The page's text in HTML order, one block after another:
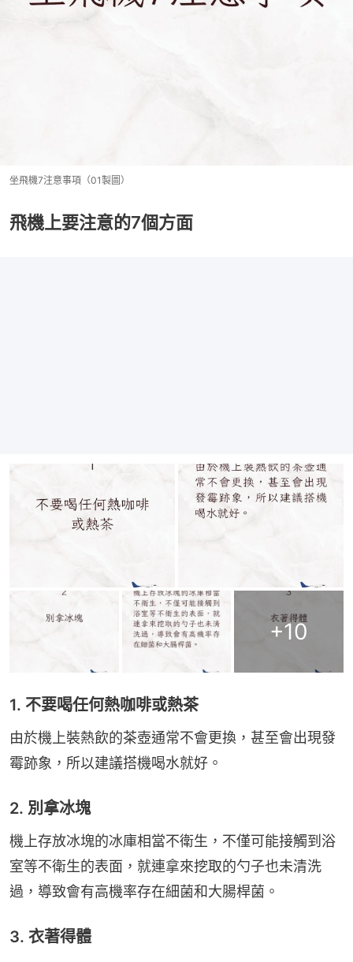
坐飛機7注意事項（01製圖）
飛機上要注意的7個方面
+10
1. 不要喝任何熱咖啡或熱茶
由於機上裝熱飲的茶壺通常不會更換，甚至會出現發
霉跡象，所以建議搭機喝水就好。
2. 別拿冰塊
機上存放冰塊的冰庫相當不衛生，不僅可能接觸到浴
室等不衛生的表面，就連拿來挖取的勺子也未清洗
過，導致會有高機率存在細菌和大腸桿菌。
3. 衣著得體